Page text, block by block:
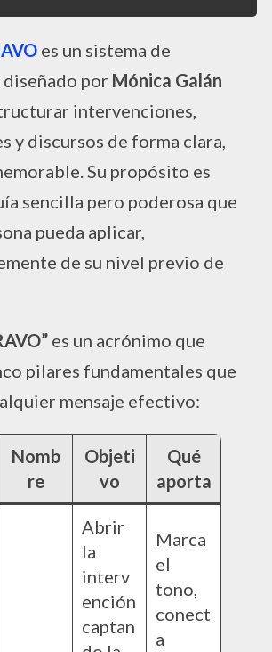
es un sistema de
por Mónica Galán
intervenciones,
y discursos de forma clara,
Su propósito es
sencilla pero poderosa que
pueda aplicar,
de su nivel previo de
es un acrónimo que
pilares fundamentales que
mensaje efectivo:
Nomb
re
Objeti
vo
Qué
aporta
Abrir
la
interv
ención
captan
Marca
el
tono,
conect
a